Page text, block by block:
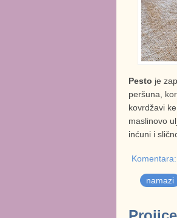
Pesto je
peršuna,
kovrdžavi
maslinovo
inćuni i
namazi